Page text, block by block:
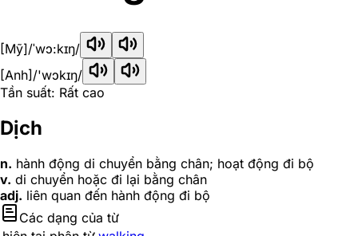
[Mỹ]/ˈwɔ:kɪŋ/
[Anh] /'wɔkɪŋ/
Tần suất: Rất cao
Dịch
n. hành động di chuyển bằng chân; hoạt động đi bộ
v. di chuyển hoặc đi lại bằng chân
adj. liên quan đến hành động đi bộ
Các dạng của từ